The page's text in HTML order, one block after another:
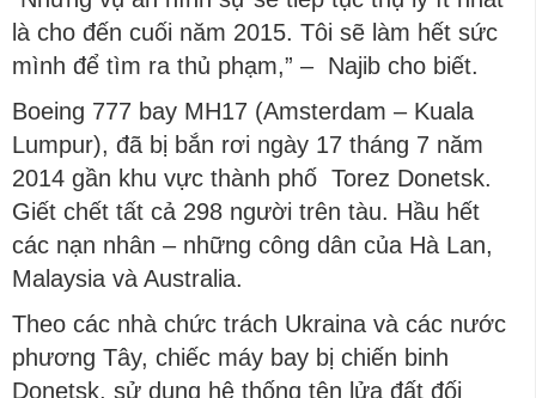
là cho đến cuối năm 2015. Tôi sẽ làm hết sức
mình để tìm ra thủ phạm,” – Najib cho biết.
Boeing 777 bay MH17 (Amsterdam – Kuala
Lumpur), đã bị bắn rơi ngày 17 tháng 7 năm
2014 gần khu vực thành phố Torez Donetsk.
Giết chết tất cả 298 người trên tàu. Hầu hết
các nạn nhân – những công dân của Hà Lan,
Malaysia và Australia.
Theo các nhà chức trách Ukraina và các nước
phương Tây, chiếc máy bay bị chiến binh
Donetsk, sử dụng hệ thống tên lửa đất đối